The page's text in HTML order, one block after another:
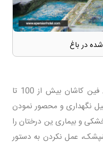
در باغ
تخمین زده می شود که درختان باغ فین کاشان بیش از 100 تا
نگهداری و محصور نمودن
86، موجبات خشکی و بیماری ین درختان را
عمل نکردن به دستور